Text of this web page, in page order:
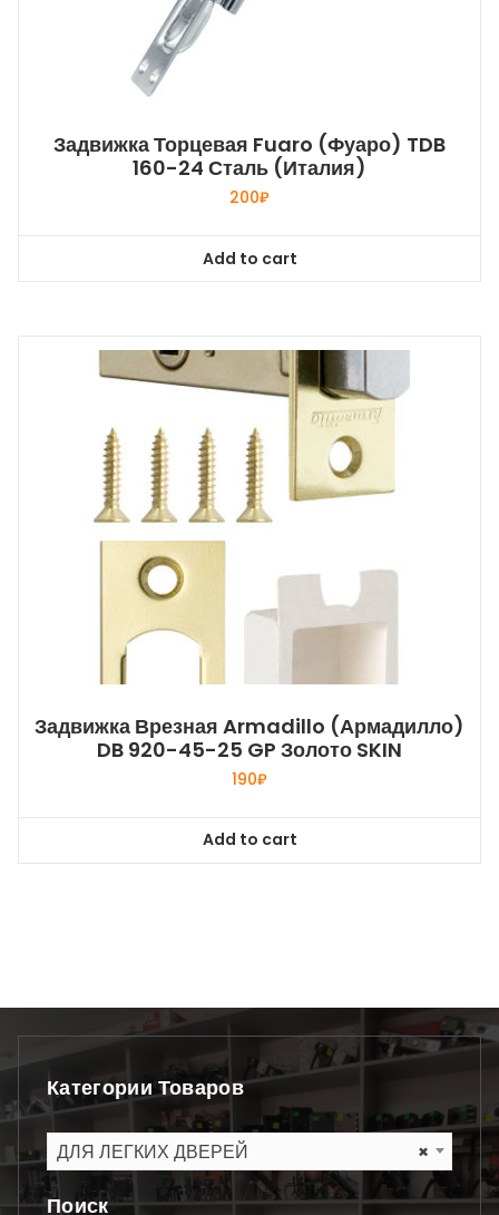
Задвижка Торцевая Fuaro (Фуаро) TDB
160-24 Сталь (Италия)
200₽
Add to cart
Задвижка Врезная Armadillo (Армадилло)
DB 920-45-25 GP Золото SKIN
190₽
Add to cart
Категории Товаров
×
ДЛЯ ЛЕГКИХ ДВЕРЕЙ
Поиск